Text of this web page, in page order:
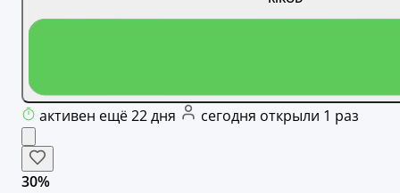
активен ещё 22 дня сегодня открыли 1 раз
30%